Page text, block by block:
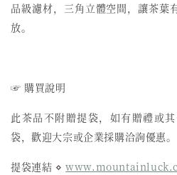
品級濾材，三角立體空間，讓茶葉
放。
☞ 購買說明
此茶品不附贈提袋，如有贈禮或
袋，歡迎大宗或企業採購洽詢優惠。
提袋連結 ⋄